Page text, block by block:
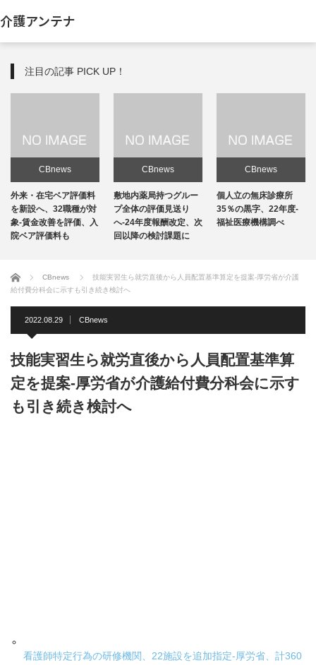
介護アンテナ
注目の記事 PICK UP！
CBnews
敷地内薬局持つグルー
プ全体の評価見送り
へ-24年度報酬改定、次
回以降の検討課題に
CBnews
個人立の無床診療所
35％の黒字、22年度-
福祉医療機構調べ
CBnews
個人立の無床診療所
35％の黒字、22年度-
福祉医療機構調べ
ホーム CBnews
技能実習生ら就労直後から人員配置基準算定を提案-厚労省が介護
給付費分科会に示すも引き続き検討へ
2022.08.29 CBnews
技能実習生ら就労直後から人員配置基準算
定を提案-厚労省が介護給付費分科会に示す
も引き続き検討へ
看護師特定行為の研修機関、22施設を追加指定-厚労省、計360